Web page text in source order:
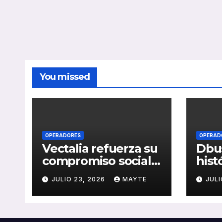
You missed
OPERADORES
Vectalia refuerza su
compromiso social y
medioambiental
con la publicación
de su Memoria de
JULIO 23, 2026 MAYTE
del